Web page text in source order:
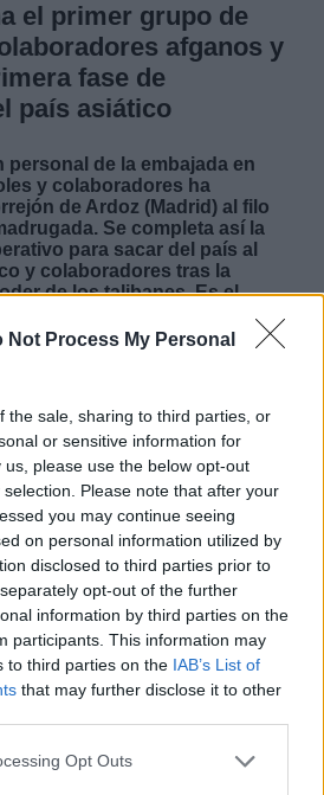
Not Process My Personal
the sale, sharing to third parties, or
or sensitive information for
please use the below opt-out
Please note that after your
you may continue seeing
on personal information utilized by
disclosed to third parties prior to
opt-out of the further
information by third parties on the
participants. This information may
to third parties on the IAB’s List of
that may further disclose it to other
Opt Outs
el primer grupo de
afganos y
fase de
país asiático
personal de la embajada en
y colaboradores ha
de Ardoz (Madrid) al filo
Se completa así la
para sacar del país al
y colaboradores tras la
de los talibanes. Es el
y de los equipos del
Exteriores, Unión Europea y
de repatriación y
JOSE LUIS MARTÍN
del mismo autor/a
19 AGOSTO 2021